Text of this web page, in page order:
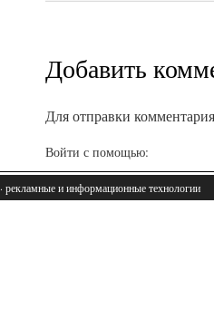
Добавить
Для отправки
Войти с помощью:
· рекламные и информационные технологии